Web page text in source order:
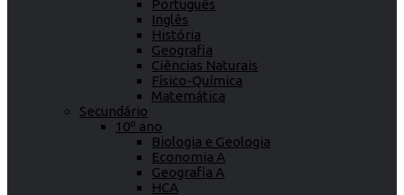
Português
Inglês
História
Geografia
Ciências Naturais
Físico-Química
Matemática
Secundário
10º ano
Biologia e Geologia
Economia A
Geografia A
HCA